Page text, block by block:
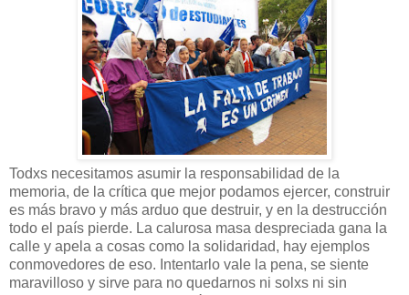
Todxs necesitamos asumir la responsabilidad de la
memoria, de la crítica que mejor podamos ejercer, construir
es más bravo y más arduo que destruir, y en la destrucción
todo el país pierde. La calurosa masa despreciada gana la
calle y apela a cosas como la solidaridad, hay ejemplos
conmovedores de eso. Intentarlo vale la pena, se siente
maravilloso y sirve para no quedarnos ni solxs ni sin